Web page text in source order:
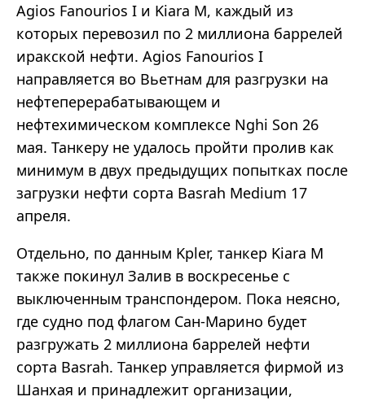
Agios Fanourios I и Kiara M, каждый из
которых перевозил по 2 миллиона баррелей
иракской нефти. Agios Fanourios I
направляется во Вьетнам для разгрузки на
нефтеперерабатывающем и
нефтехимическом комплексе Nghi Son 26
мая. Танкеру не удалось пройти пролив как
минимум в двух предыдущих попытках после
загрузки нефти сорта Basrah Medium 17
апреля.
Отдельно, по данным Kpler, танкер Kiara M
также покинул Залив в воскресенье с
выключенным транспондером. Пока неясно,
где судно под флагом Сан-Марино будет
разгружать 2 миллиона баррелей нефти
сорта Basrah. Танкер управляется фирмой из
Шанхая и принадлежит организации,